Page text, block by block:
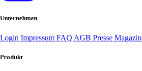
Unternehmen
Login Impressum FAQ AGB Presse
Produkt